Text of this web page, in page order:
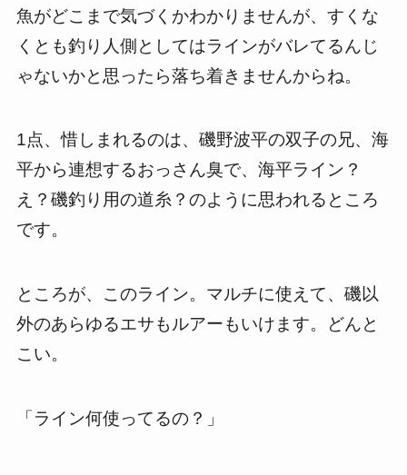
魚がどこまで気づくかわかりませんが、すくな
くとも釣り人側としてはラインがバレてるんじ
ゃないかと思ったら落ち着きませんからね。
1点、惜しまれるのは、磯野波平の双子の兄、海
平から連想するおっさん臭で、海平ライン？
え？磯釣り用の道糸？のように思われるところ
です。
ところが、このライン。マルチに使えて、磯以
外のあらゆるエサもルアーもいけます。どんと
こい。
「ライン何使ってるの？」